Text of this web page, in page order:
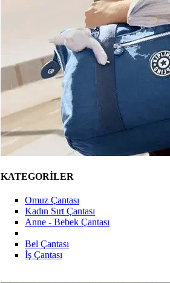
KATEGORİLER
Omuz Çantası
Kadın Sırt Çantası
Anne - Bebek Çantası
Bel Çantası
İş Çantası